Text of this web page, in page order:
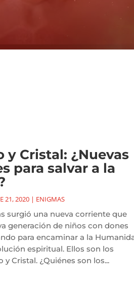
y Cristal: ¿Nuevas
para salvar a la
21, 2020| ENIGMAS
surgió una nueva corriente que
generación de niños con dones
para encaminar a la
espiritual. Ellos son los
Cristal. ¿Quiénes son los...